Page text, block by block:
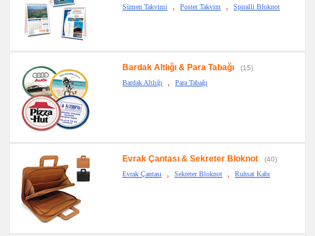
Sümen Takvimi , Poster Takvim , Spiralli Bloknot
Bardak Altlığı & Para Tabağı
(15)
Bardak Altlığı
, Para Tabağı
Evrak Çantası & Sekreter Bloknot
(40)
Evrak Çantası
, Sekreter Bloknot , Ruhsat Kabı